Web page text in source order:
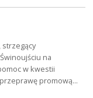
strzegący
na
w kwestii
promową…